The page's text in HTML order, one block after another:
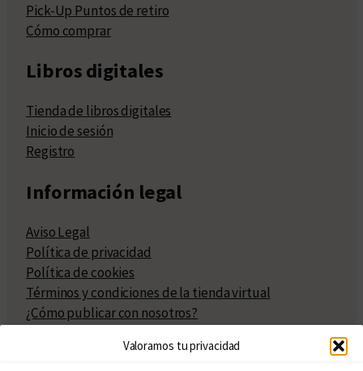
Valoramos tu privacidad
Pick-Up Puntos de retiro
Cómo comprar
Libros digitales
Tienda de libros digitales
Inicio de sesión
Registro
Información legal
Aviso Legal
Política de privacidad
Política de cookies
Términos y condiciones de la tienda virtual
¿Cómo publicar con nosotros?
Políticas de publicación